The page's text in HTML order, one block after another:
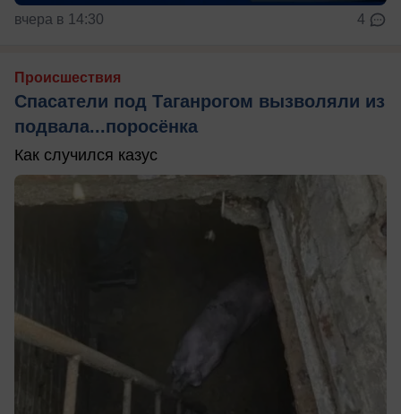
вчера в 14:30 4
Происшествия
Спасатели под Таганрогом вызволяли из
подвала...поросёнка
Как случился казус